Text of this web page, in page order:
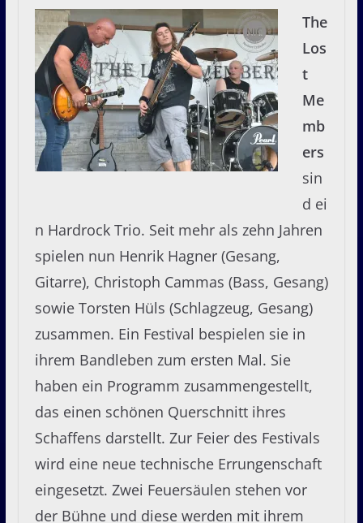
The
Los
t
Me
mb
ers
sin
d ei
n Hardrock Trio. Seit mehr als zehn Jahren
spielen nun Henrik Hagner (Gesang,
Gitarre), Christoph Cammas (Bass, Gesang)
sowie Torsten Hüls (Schlagzeug, Gesang)
zusammen. Ein Festival bespielen sie in
ihrem Bandleben zum ersten Mal. Sie
haben ein Programm zusammengestellt,
das einen schönen Querschnitt ihres
Schaffens darstellt. Zur Feier des Festivals
wird eine neue technische Errungenschaft
eingesetzt. Zwei Feuersäulen stehen vor
der Bühne und diese werden mit ihrem